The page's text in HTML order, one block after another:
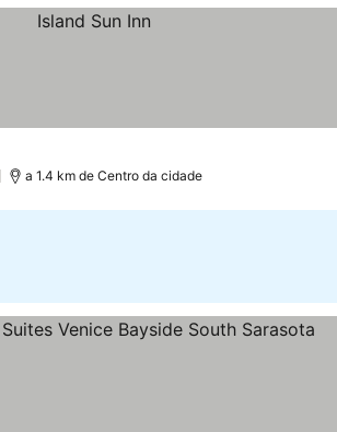
a 1.4 km de Centro da cidade